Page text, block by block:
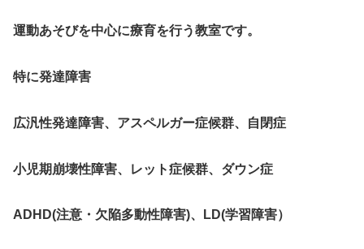
運動あそびを中心に療育を行う教室です。
特に発達障害
広汎性発達障害、アスペルガー症候群、自閉症
小児期崩壊性障害、レット症候群、ダウン症
ADHD(注意・欠陥多動性障害)、LD(学習障害）